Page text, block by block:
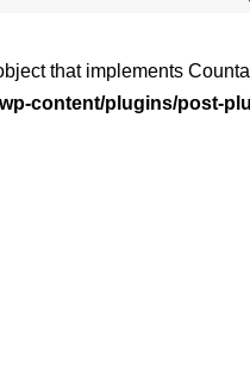
that implements
content/plugins/post-